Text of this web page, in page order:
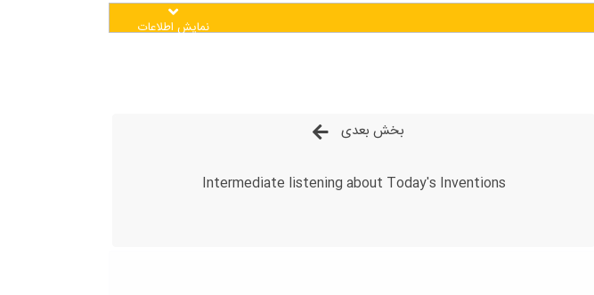
نمایش اطلاعات
بخش بعدی
Intermediate listening about Today's Inventions